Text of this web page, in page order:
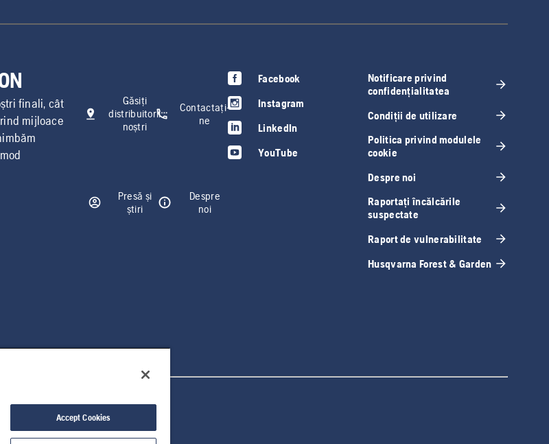
finali, cât
mijloace
Găsiți
distribuitorii
noștri
Contactați-
ne
Presă și
știri
Despre
noi
Facebook
Instagram
LinkedIn
YouTube
Notificare privind
confidențialitatea
Condiții de utilizare
Politica privind modulele
cookie
Despre noi
Raportați încălcările
suspectate
Raport de vulnerabilitate
Husqvarna Forest & Garden
Accept Cookies